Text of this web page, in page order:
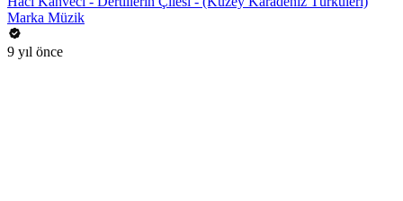
Marka Müzik
9 yıl önce